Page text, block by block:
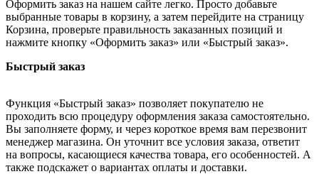
Оформить заказ на нашем сайте легко. Просто добавьте
выбранные товары в корзину, а затем перейдите на страницу
Корзина, проверьте правильность заказанных позиций и
нажмите кнопку «Оформить заказ» или «Быстрый заказ».
Быстрый заказ
Функция «Быстрый заказ» позволяет покупателю не
проходить всю процедуру оформления заказа самостоятельно.
Вы заполняете форму, и через короткое время вам перезвонит
менеджер магазина. Он уточнит все условия заказа, ответит
на вопросы, касающиеся качества товара, его особенностей. А
также подскажет о вариантах оплаты и доставки.